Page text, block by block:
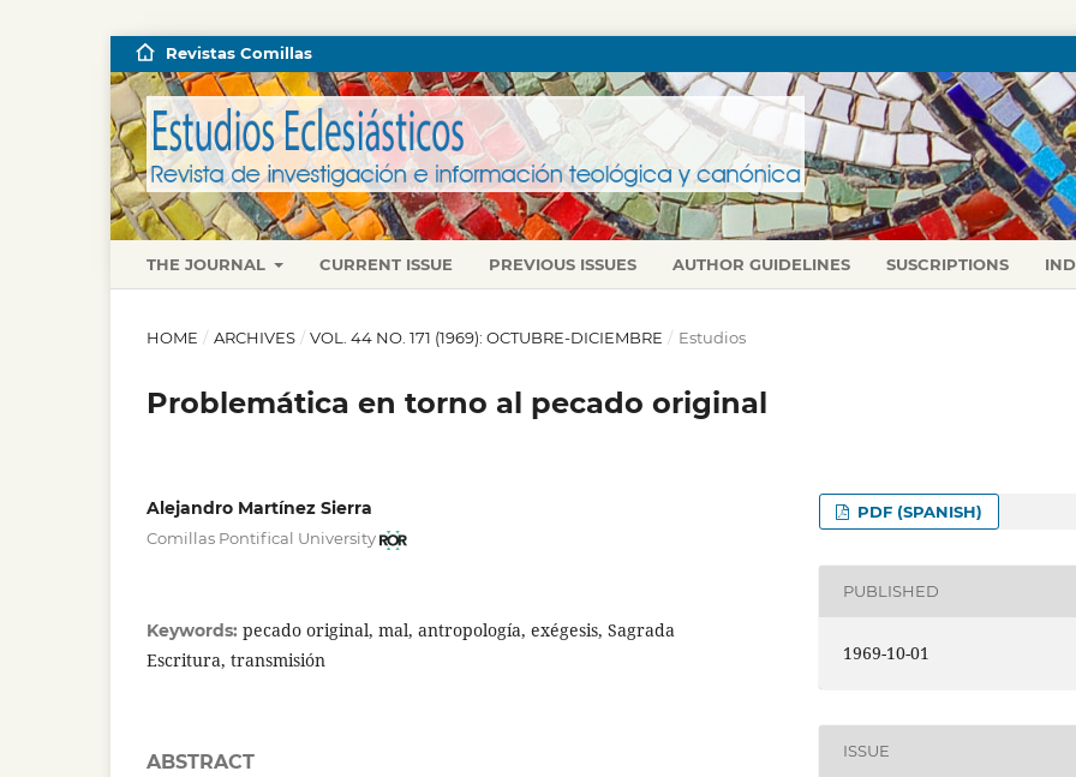
THE JOURNAL CURRENT ISSUE PREVIOUS ISSUES AUTHOR GUIDELINES SUSCRIPTIONS
Revistas Comillas
HOME / ARCHIVES / VOL. 44 NO. 171 (1969): OCTUBRE-DICIEMBRE / Estudios
Problemática en torno al pecado original
Alejandro Martínez Sierra
Comillas Pontifical University
Keywords: pecado original, mal, antropología, exégesis, Sagrada
Escritura, transmisión
ABSTRACT
PDF (SPANISH)
PUBLISHED
1969-10-01
ISSUE